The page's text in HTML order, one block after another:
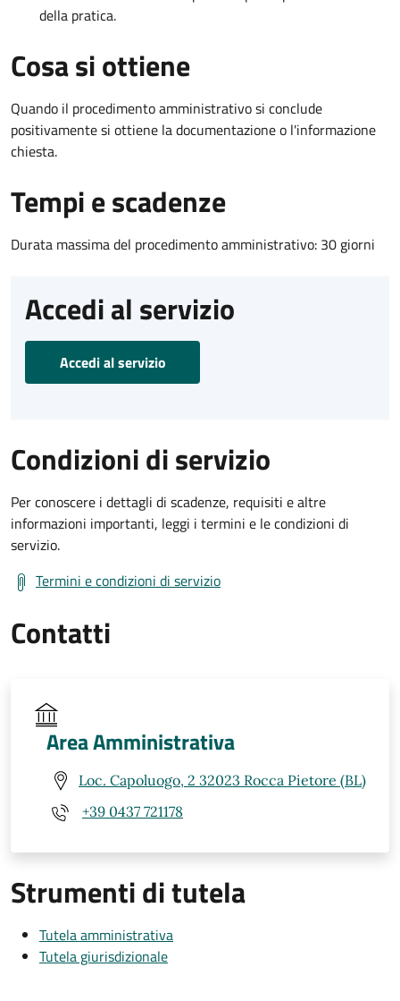
della pratica.
Cosa si ottiene
Quando il procedimento amministrativo si conclude
positivamente si ottiene la documentazione o l'informazione
chiesta.
Tempi e scadenze
Durata massima del procedimento amministrativo: 30 giorni
Accedi al servizio
Accedi al servizio
Condizioni di servizio
Per conoscere i dettagli di scadenze, requisiti e altre
informazioni importanti, leggi i termini e le condizioni di
servizio.
Termini e condizioni di servizio
Contatti
Area Amministrativa
Loc. Capoluogo, 2 32023 Rocca Pietore (BL)
+39 0437 721178
Strumenti di tutela
Tutela amministrativa
Tutela giurisdizionale